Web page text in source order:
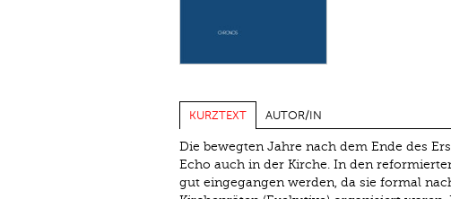
KURZTEXT AUTOR/IN
Die bewegten Jahre nach dem Ende des
Echo auch in der Kirche. In den
gut eingegangen werden, da sie formal